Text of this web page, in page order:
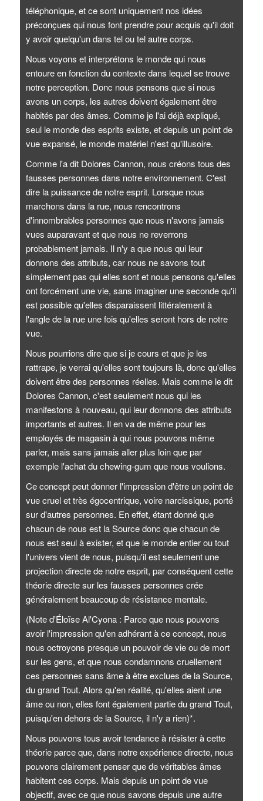
téléphonique, et ce sont uniquement nos idées
préconçues qui nous font prendre pour acquis qu'il doit
y avoir quelqu'un dans tel ou tel autre corps.
Nous voyons et interprétons le monde qui nous
entoure en fonction du contexte dans lequel se trouve
notre perception. Donc nous pensons que si nous
avons un corps, les autres doivent également être
habités par des âmes. Comme je l'ai déjà expliqué,
seul le monde des esprits existe, et depuis un point de
vue expansé, le monde matériel n'est qu'illusoire.
Comme l'a dit Dolores Cannon, nous créons tous des
fausses personnes dans notre environnement. C'est
dire la puissance de notre esprit. Lorsque nous
marchons dans la rue, nous rencontrons
d'innombrables personnes que nous n'avons jamais
vues auparavant et que nous ne reverrons
probablement jamais. Il n'y a que nous qui leur
donnons des attributs, car nous ne savons tout
simplement pas qui elles sont et nous pensons qu'elles
ont forcément une vie, sans imaginer une seconde qu'il
est possible qu'elles disparaissent littéralement à
l'angle de la rue une fois qu'elles seront hors de notre
vue.
Nous pourrions dire que si je cours et que je les
rattrape, je verrai qu'elles sont toujours là, donc qu'elles
doivent être des personnes réelles. Mais comme le dit
Dolores Cannon, c'est seulement nous qui les
manifestons à nouveau, qui leur donnons des attributs
importants et autres. Il en va de même pour les
employés de magasin à qui nous pouvons même
parler, mais sans jamais aller plus loin que par
exemple l'achat du chewing-gum que nous voulions.
Ce concept peut donner l'impression d'être un point de
vue cruel et très égocentrique, voire narcissique, porté
sur d'autres personnes. En effet, étant donné que
chacun de nous est la Source donc que chacun de
nous est seul à exister, et que le monde entier ou tout
l'univers vient de nous, puisqu'il est seulement une
projection directe de notre esprit, par conséquent cette
théorie directe sur les fausses personnes crée
généralement beaucoup de résistance mentale.
(Note d'Éloïse Al'Cyona : Parce que nous pouvons
avoir l'impression qu'en adhérant à ce concept, nous
nous octroyons presque un pouvoir de vie ou de mort
sur les gens, et que nous condamnons cruellement
ces personnes sans âme à être exclues de la Source,
du grand Tout. Alors qu'en réalité, qu'elles aient une
âme ou non, elles font également partie du grand Tout,
puisqu'en dehors de la Source, il n'y a rien)*.
Nous pouvons tous avoir tendance à résister à cette
théorie parce que, dans notre expérience directe, nous
pouvons clairement penser que de véritables âmes
habitent ces corps. Mais depuis un point de vue
objectif, avec ce que nous savons depuis une autre